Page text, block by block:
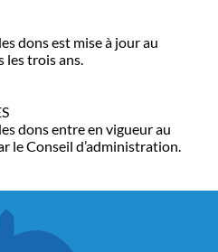
dons est mise à jour au
les trois ans.
dons entre en vigueur au
le Conseil d’administration.